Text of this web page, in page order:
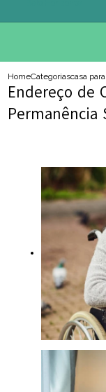
HomeCategoriascasa
Endereço de
Permanência